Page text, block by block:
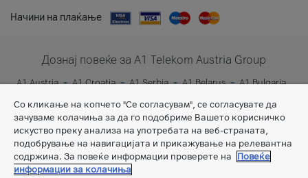
Начини на плаќање
Дознај повеќе за A1 Telekom Austria Group
A1 Austria A1 Croatia A1 Serbia A1 Belarus
A1 Bulgaria
A1 Slovenia
A1 Digital
Со кликање на копчето "Се согласувам", се согласувате да
зачуваме колачиња за да го подобриме Вашето корисничко
искуство преку анализа на употребата на веб-страната,
подобрување на навигацијата и прикажување на релевантна
содржина. За повеќе информации проверете на
Повеќе
информации за колачиња